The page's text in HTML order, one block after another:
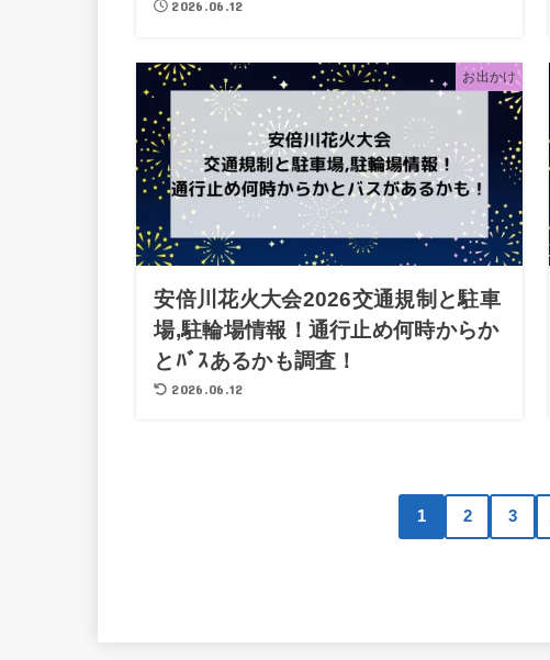
2026.06.12
お出かけ
安倍川花火大会2026交通規制と駐車
場,駐輪場情報！通行止め何時からか
とﾊﾞｽあるかも調査！
2026.06.12
1 2 3